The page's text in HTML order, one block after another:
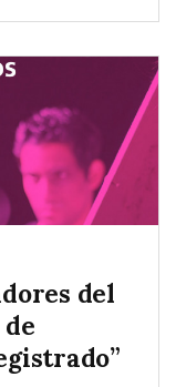
del